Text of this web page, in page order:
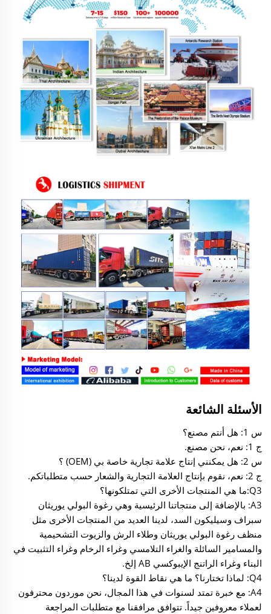
الأسئلة الشائعة
س 1: هل أنتم مصنع؟
ج 1: نعم، نحن مصنع.
س 2: هل يمكنني إنتاج علامة تجارية خاصة بي (OEM) ؟
ج 2: نعم، نقوم بإنتاج العلامة التجارية والشعار حسب متطلباتكم.
Q3:ما هي المنتجات الأخرى التي تمتلكونها؟
A3: بالإضافة إلى منتجاتنا الرئيسية وهي رغوة البولي يوريثان
سبراف وسيليكون السد، لدينا العديد من المنتجات الأخرى مثل
منظف رغوة البولي يوريثان وطلاء الرش والزيوت التشحيمية
والمسامير السائلة والغراء التلامسي وغراء الرخام وغراء التثبيت في
البناء وغراء الراتنج الإيبوكسي AB إلخ.
Q4: لماذا تختارنا؟ ما هي نقاط القوة لدينا؟
A4: مع خبرة تمتد لسنوات في هذا المجال، نحن موردون محترفون
لعملاء معروفين جيداً. تتوافق مرافقنا مع متطلبات المراجعة